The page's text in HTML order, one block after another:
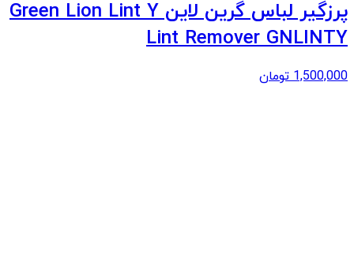
پرزگیر لباس گرین لاین Green Lion Lint Y
Lint Remover GNLINTY
1,500,000 تومان